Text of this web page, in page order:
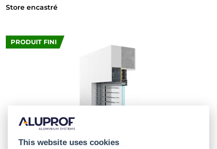
Store encastré
PRODUIT FINI
This website uses cookies